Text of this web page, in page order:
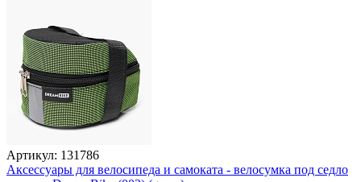
Артикул: 131786
Аксессуары для велосипеда и самоката - велосумка под седло